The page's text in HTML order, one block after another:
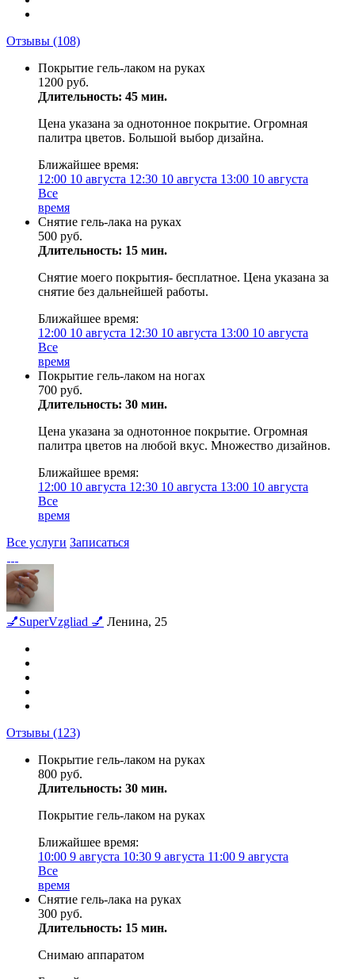
Отзывы (108)
Покрытие гель-лаком на руках
1200 руб.
Длительность: 45 мин.
Цена указана за однотонное покрытие. Огромная
палитра цветов. Большой выбор дизайна.
Ближайшее время:
12:00 10 августа 12:30 10 августа 13:00 10 августа
Все
время
Снятие гель-лака на руках
500 руб.
Длительность: 15 мин.
Снятие моего покрытия- бесплатное. Цена указана за
снятие без дальнейшей работы.
Ближайшее время:
12:00 10 августа 12:30 10 августа 13:00 10 августа
Все
время
Покрытие гель-лаком на ногах
700 руб.
Длительность: 30 мин.
Цена указана за однотонное покрытие. Огромная
палитра цветов на любой вкус. Множество дизайнов.
Ближайшее время:
12:00 10 августа 12:30 10 августа 13:00 10 августа
Все
время
Все услуги Записаться
💅SuperVzgliad 💅 Ленина, 25
Отзывы (123)
Покрытие гель-лаком на руках
800 руб.
Длительность: 30 мин.
Покрытие гель-лаком на руках
Ближайшее время:
10:00 9 августа 10:30 9 августа 11:00 9 августа
Все
время
Снятие гель-лака на руках
300 руб.
Длительность: 15 мин.
Снимаю аппаратом